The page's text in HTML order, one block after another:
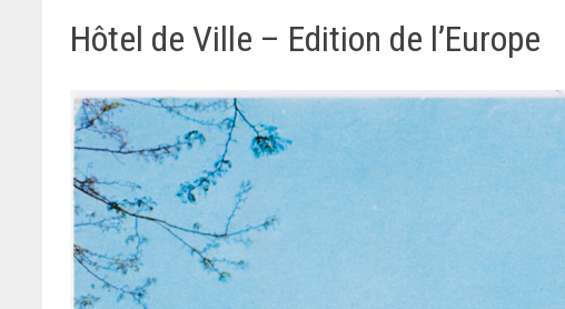
Hôtel de Ville – Edition de l’Europe